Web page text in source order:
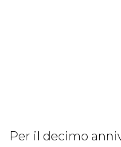
Per il decimo